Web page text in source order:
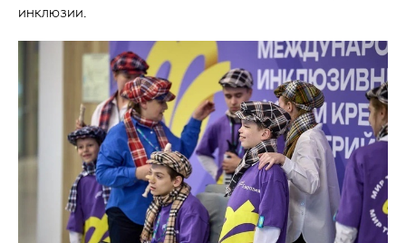
инклюзии.